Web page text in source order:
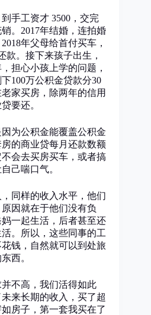
手工资才 3500，交完
。2017年结婚，连拍婚
年父母给首付买车，
款。接下来孩子出生，
担心小孩上学的问题，
100万公积金贷款分30
家买房，除两年的信用
要还。
为公积金能覆盖公积金
的商业贷每月还款数额
会去买房买车，或者搞
己喘口气。
同样的收入水平，他们
因就在于他们没有负
一起生活，后者甚至还
。所以，这些同事的工
钱，自然就可以到处旅
西。
不高，我们活得如此
来长期的收入，买了超
房子，第一套我买在了